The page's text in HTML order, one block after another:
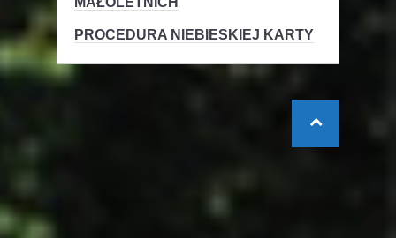
PROCEDURA NIEBIESKIEJ KARTY